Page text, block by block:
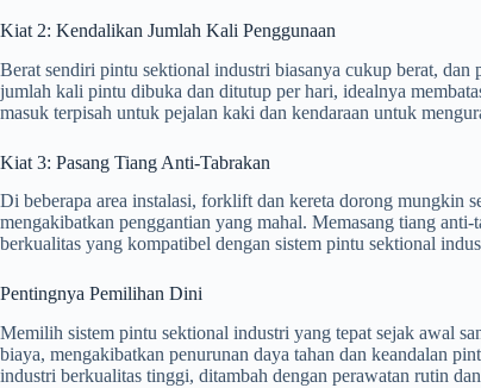
Kiat 2: Kendalikan Jumlah Kali Penggunaan
Berat sendiri pintu sektional industri biasanya cukup berat,
jumlah kali pintu dibuka dan ditutup per hari, idealnya
masuk terpisah untuk pejalan kaki dan kendaraan untuk
Kiat 3: Pasang Tiang Anti-Tabrakan
Di beberapa area instalasi, forklift dan kereta dorong mungkin
mengakibatkan penggantian yang mahal. Memasang tiang
berkualitas yang kompatibel dengan sistem pintu sektional
Pentingnya Pemilihan Dini
Memilih sistem pintu sektional industri yang tepat sejak awal
biaya, mengakibatkan penurunan daya tahan dan keandalan
industri berkualitas tinggi, ditambah dengan perawatan rutin